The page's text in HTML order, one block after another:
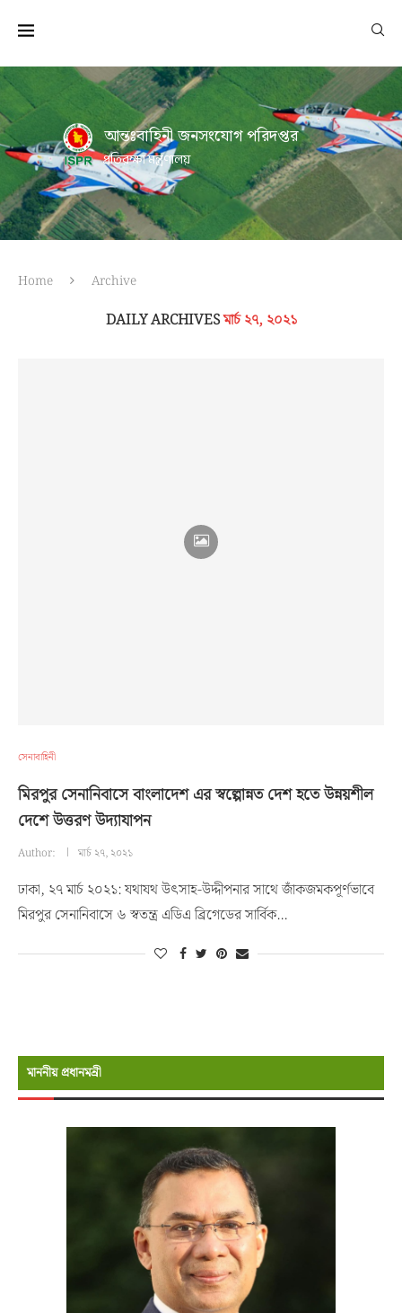
আন্তঃবাহিনী জনসংযোগ পরিদপ্তর
প্রতিরক্ষা মন্ত্রণালয়
Home Archive
DAILY ARCHIVESমার্চ ২৭, ২০২১
সেনাবাহিনী
মিরপুর সেনানিবাসে বাংলাদেশ এর স্বল্পোন্নত দেশ হতে উন্নয়শীল
দেশে উত্তরণ উদ্যাযাপন
Author: মার্চ ২৭, ২০২১
ঢাকা, ২৭ মার্চ ২০২১: যথাযথ উৎসাহ-উদ্দীপনার সাথে জাঁকজমকপূর্ণভাবে
মিরপুর সেনানিবাসে ৬ স্বতন্ত্র এডিএ ব্রিগেডের সার্বিক…
মাননীয় প্রধানমন্রী